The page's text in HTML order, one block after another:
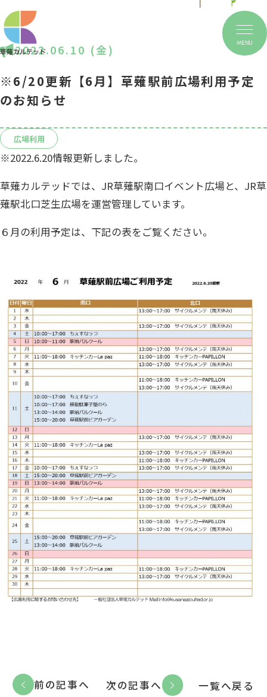
MENU
2022.06.10 (金)
※6/20更新【6月】草薙駅前広場利用予定
のお知らせ
広場利用
※2022.6.20情報更新しました。
草薙カルテッドでは、JR草薙駅南口イベント広場と、JR草
薙駅北口芝生広場を運営管理しています。
６月の利用予定は、下記の表をご覧ください。
前の記事へ 一覧へ戻る
次の記事へ